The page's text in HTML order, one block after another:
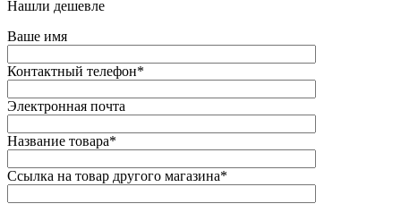
Нашли дешевле
Ваше имя
Контактный телефон*
Электронная почта
Название товара*
Ссылка на товар другого магазина*